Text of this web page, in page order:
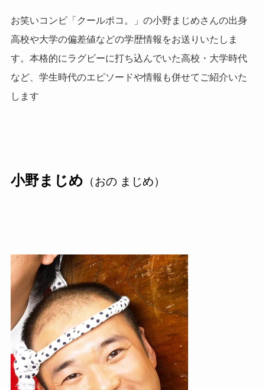
お笑いコンビ「クールポコ。」の小野まじめさんの出身
高校や大学の偏差値などの学歴情報をお送りいたしま
す。本格的にラグビーに打ち込んでいた高校・大学時代
など、学生時代のエピソードや情報も併せてご紹介いた
します
小野まじめ （おの まじめ）